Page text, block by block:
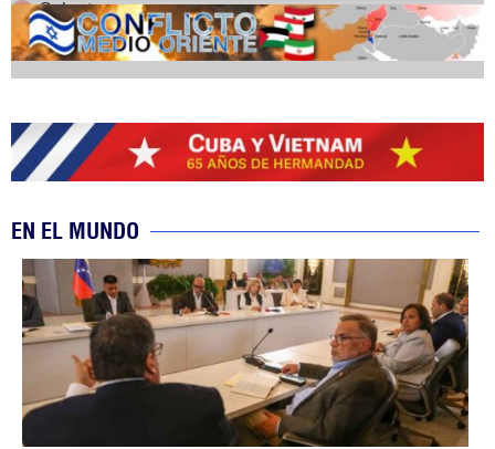
Cobertura
EN EL MUNDO